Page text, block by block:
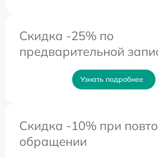
Скидка -25% по
предварительной
Узнать подробнее
Скидка -10% при
обращении